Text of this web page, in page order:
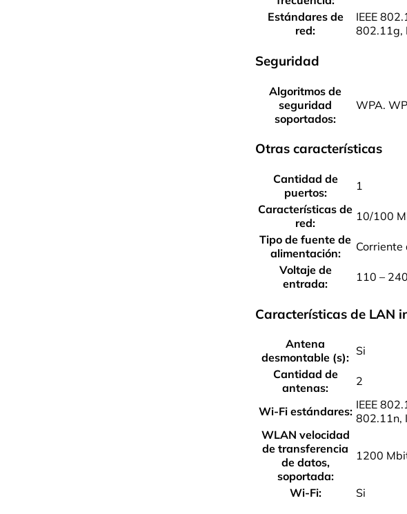
Estándares de
red:
IEEE
802.11g,
Seguridad
Algoritmos de
seguridad
soportados:
WPA.
Otras características
Cantidad de
puertos:
1
Características de
red:
10/100
Tipo de fuente de
alimentación:
Corriente
Voltaje de
entrada:
110 –
Características de LAN
Antena
desmontable (s): Si
Cantidad de
antenas:
2
Wi-Fi estándares: IEEE
802.11n,
WLAN velocidad
de transferencia
de datos,
soportada:
1200
Wi-Fi: Si